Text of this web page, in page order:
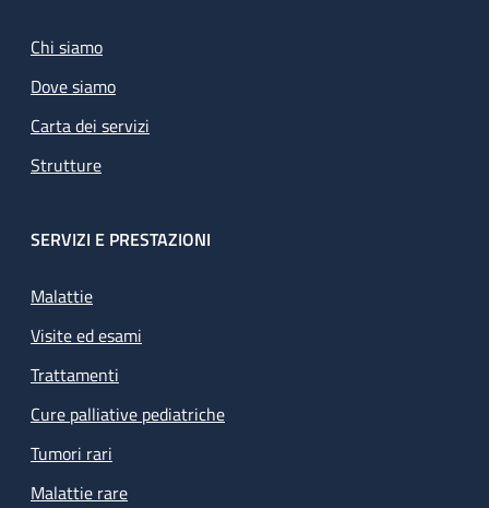
Chi siamo
Dove siamo
Carta dei servizi
Strutture
SERVIZI E PRESTAZIONI
Malattie
Visite ed esami
Trattamenti
Cure palliative pediatriche
Tumori rari
Malattie rare